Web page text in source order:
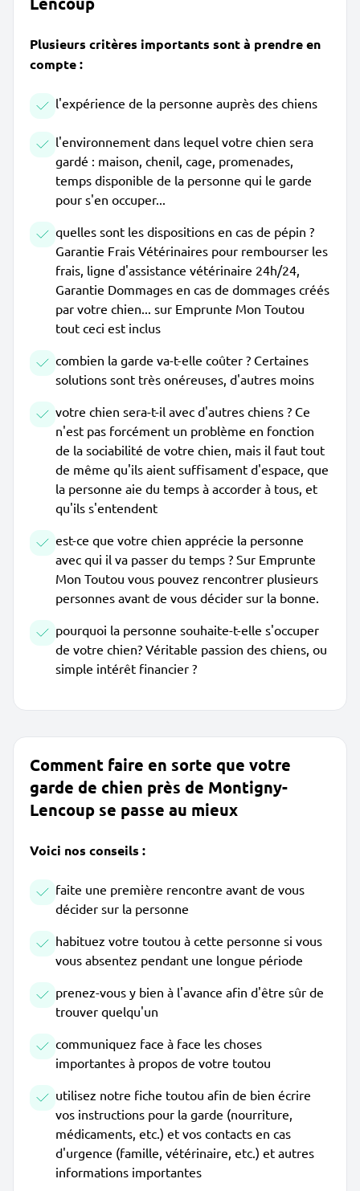
Plusieurs critères importants sont à prendre en
compte :
l'expérience de la personne auprès des chiens
l'environnement dans lequel votre chien sera
gardé : maison, chenil, cage, promenades,
temps disponible de la personne qui le garde
pour s'en occuper...
quelles sont les dispositions en cas de pépin ?
Garantie Frais Vétérinaires pour rembourser les
frais, ligne d'assistance vétérinaire 24h/24,
Garantie Dommages en cas de dommages créés
par votre chien... sur Emprunte Mon Toutou
tout ceci est inclus
combien la garde va-t-elle coûter ? Certaines
solutions sont très onéreuses, d'autres moins
votre chien sera-t-il avec d'autres chiens ? Ce
n'est pas forcément un problème en fonction
de la sociabilité de votre chien, mais il faut tout
de même qu'ils aient suffisament d'espace, que
la personne aie du temps à accorder à tous, et
qu'ils s'entendent
est-ce que votre chien apprécie la personne
avec qui il va passer du temps ? Sur Emprunte
Mon Toutou vous pouvez rencontrer plusieurs
personnes avant de vous décider sur la bonne.
pourquoi la personne souhaite-t-elle s'occuper
de votre chien? Véritable passion des chiens, ou
simple intérêt financier ?
Comment faire en sorte que votre
garde de chien près de Montigny-
Lencoup se passe au mieux
Voici nos conseils :
faite une première rencontre avant de vous
décider sur la personne
habituez votre toutou à cette personne si vous
vous absentez pendant une longue période
prenez-vous y bien à l'avance afin d'être sûr de
trouver quelqu'un
communiquez face à face les choses
importantes à propos de votre toutou
utilisez notre fiche toutou afin de bien écrire
vos instructions pour la garde (nourriture,
médicaments, etc.) et vos contacts en cas
d'urgence (famille, vétérinaire, etc.) et autres
informations importantes